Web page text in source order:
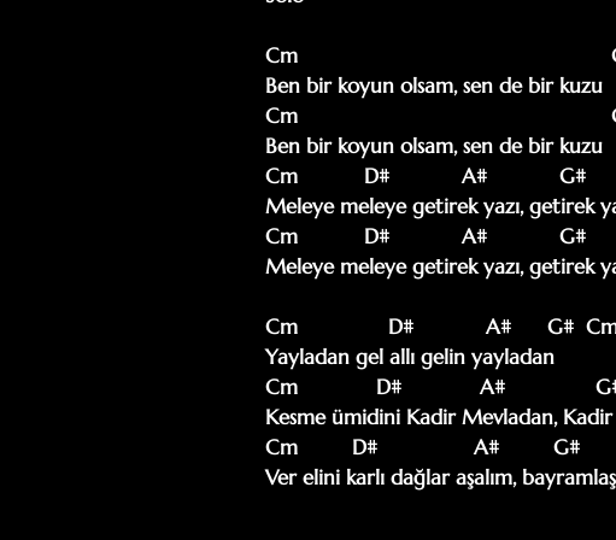
Cm
Ben bir koyun olsam, sen de bir kuzu
Cm
Ben bir koyun olsam, sen de bir kuzu
Cm           D#            A#            G#
Meleye meleye getirek yazı, getirek
Cm           D#            A#            G#
Meleye meleye getirek yazı, getirek
Cm               D#            A#      G#
Yayladan gel allı gelin yayladan
Cm             D#             A#
Kesme ümidini Kadir Mevladan,
Cm         D#                A#         G#
Ver elini karlı dağlar aşalım,